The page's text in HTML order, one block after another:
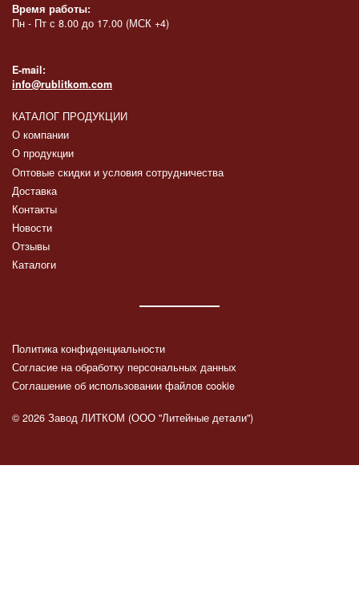
Время работы:
Пн - Пт с 8.00 до 17.00 (МСК +4)
E-mail:
info@rublitkom.com
КАТАЛОГ ПРОДУКЦИИ
О компании
О продукции
Оптовые скидки и условия сотрудничества
Доставка
Контакты
Новости
Отзывы
Каталоги
Политика конфиденциальности
Согласие на обработку персональных данных
Соглашение об использовании файлов cookie
© 2026 Завод ЛИТКОМ (ООО "Литейные детали")